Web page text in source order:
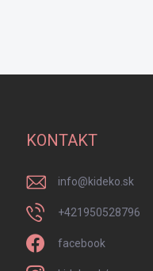
KONTAKT
info@kideko.sk
+421950528796
facebook